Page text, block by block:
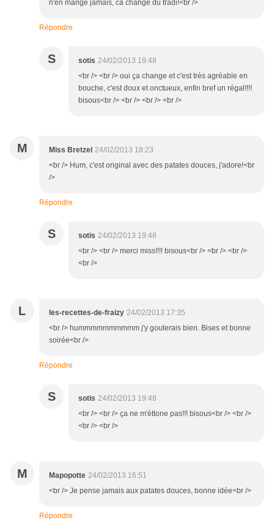
n'en mange jamais, ca change du tradi!<br />
Répondre
S sotis 24/02/2013 19:48
<br /> <br /> oui ça change et c'est très agréable en
bouche, c'est doux et onctueux, enfin bref un régal!!!!
bisous<br /> <br /> <br /> <br />
M Miss Bretzel 24/02/2013 18:23
<br /> Hum, c'est original avec des patates douces, j'adore!<br
/>
Répondre
S sotis 24/02/2013 19:48
<br /> <br /> merci miss!!!! bisous<br /> <br /> <br />
<br />
L les-recettes-de-fraizy 24/02/2013 17:35
<br /> hummmmmmmmmm j'y gouterais bien. Bises et bonne
soirée<br />
Répondre
S sotis 24/02/2013 19:48
<br /> <br /> ça ne m'éttone pas!!! bisous<br /> <br />
<br /> <br />
M Mapopotte 24/02/2013 16:51
<br /> Je pense jamais aux patates douces, bonne idée<br />
Répondre